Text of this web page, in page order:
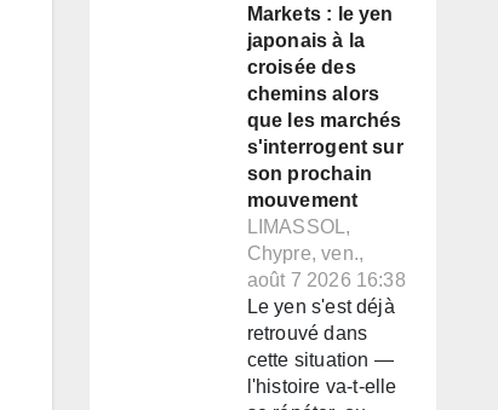
Markets : le yen
japonais à la
croisée des
chemins alors
que les marchés
s'interrogent sur
son prochain
mouvement
LIMASSOL,
Chypre, ven.,
août 7 2026 16:38
Le yen s'est déjà
retrouvé dans
cette situation —
l'histoire va-t-elle